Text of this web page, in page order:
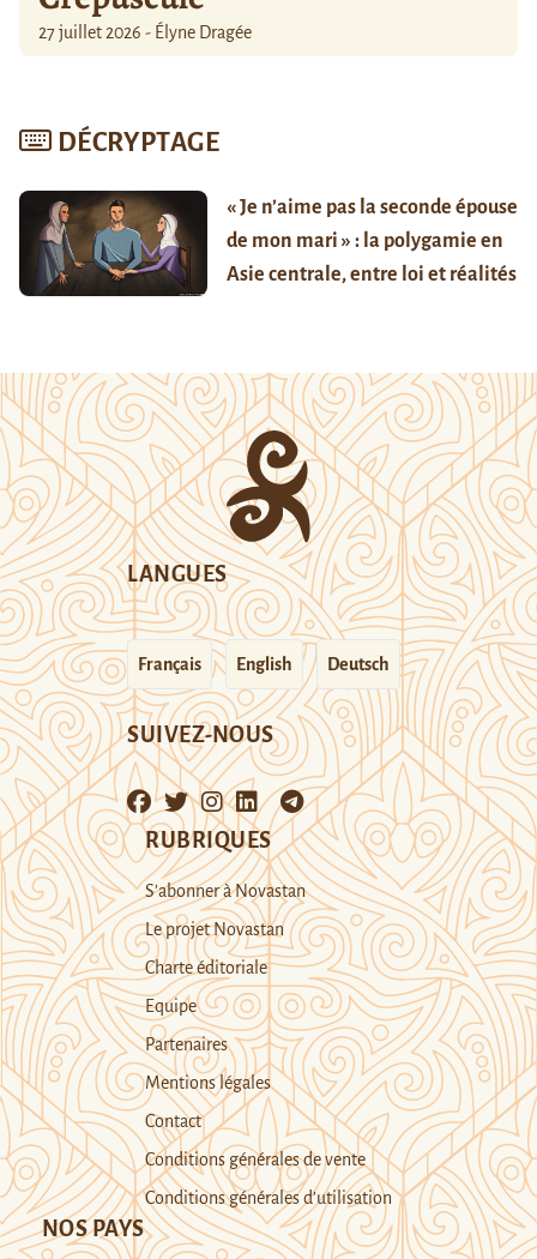
27 juillet 2026 - Élyne Dragée
DÉCRYPTAGE
« Je n’aime pas la seconde épouse
de mon mari » : la polygamie en
Asie centrale, entre loi et réalités
LANGUES
Français English Deutsch
SUIVEZ-NOUS
RUBRIQUES
S’abonner à Novastan
Le projet Novastan
Charte éditoriale
Equipe
Partenaires
Mentions légales
Contact
Conditions générales de vente
Conditions générales d’utilisation
NOS PAYS